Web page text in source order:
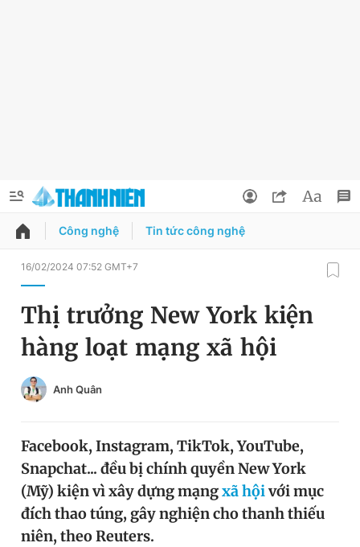
QUẢNG CÁO ĐẶT BÁO
Chuyên mục
Chuyên mục khác
Tin thị trường Tin 360
Video Magazine
Đổi mật khẩu
Tin đã lưu
Tin đã xem
Đăng xuất
Công nghệ Tin tức công nghệ
16/02/2024 07:52 GMT+7
Thị trưởng New York kiện
hàng loạt mạng xã hội
Anh Quân
Facebook, Instagram, TikTok, YouTube,
Snapchat... đều bị chính quyền New York
(Mỹ) kiện vì xây dựng mạngxã hộivới mục
đích thao túng, gây nghiện cho thanh thiếu
niên, theo Reuters.